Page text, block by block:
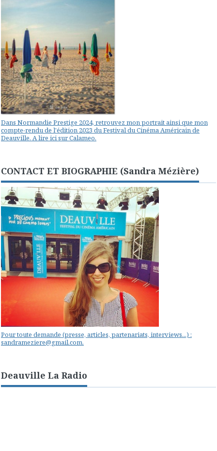
Dans Normandie Prestige 2024, retrouvez mon portrait ainsi que mon
compte-rendu de l'édition 2023 du Festival du Cinéma Américain de
Deauville. A lire ici sur Calameo.
CONTACT ET BIOGRAPHIE (Sandra Mézière)
Pour toute demande (presse, articles, partenariats, interviews...) :
sandrameziere@gmail.com.
Deauville La Radio